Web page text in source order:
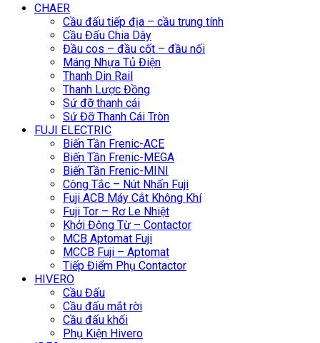
CHAER
Cầu đấu tiếp địa – cầu trung tính
Cầu Đấu Chia Dây
Đầu cos – đầu cốt – đầu nối
Máng Nhựa Tủ Điện
Thanh Din Rail
Thanh Lược Đồng
Sứ đỡ thanh cái
Sứ Đỡ Thanh Cái Tròn
FUJI ELECTRIC
Biến Tần Frenic-ACE
Biến Tần Frenic-MEGA
Biến Tần Frenic-MINI
Công Tắc – Nút Nhấn Fuji
Fuji ACB Máy Cắt Không Khí
Fuji Tor – Rơ Le Nhiệt
Khởi Động Từ – Contactor
MCB Aptomat Fuji
MCCB Fuji – Aptomat
Tiếp Điểm Phụ Contactor
HIVERO
Cầu Đấu
Cầu đấu mắt rời
Cầu đấu khối
Phụ Kiện Hivero